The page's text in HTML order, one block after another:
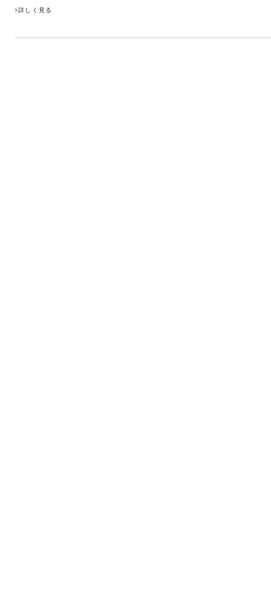
詳しく見る